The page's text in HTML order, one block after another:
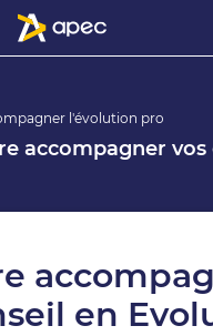
l'évolution pro
accompagner
en